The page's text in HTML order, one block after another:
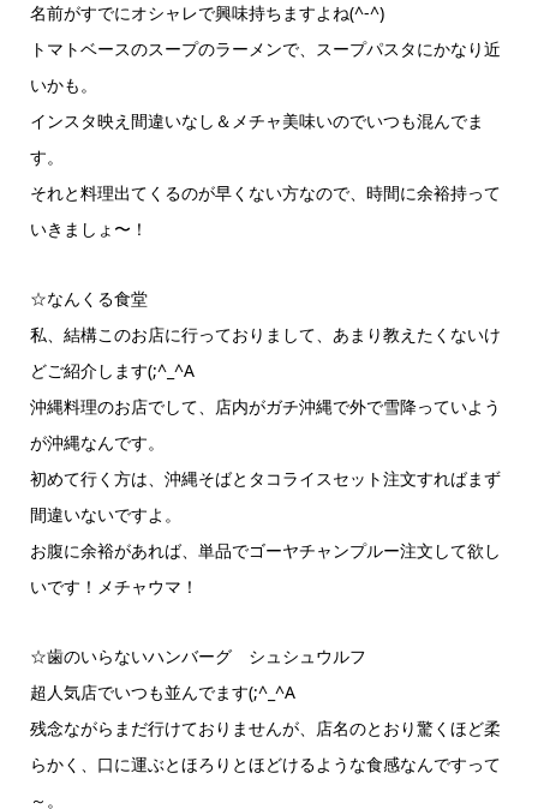
名前がすでにオシャレで興味持ちますよね(^-^)
トマトベースのスープのラーメンで、スープパスタにかなり近
いかも。
インスタ映え間違いなし＆メチャ美味いのでいつも混んでま
す。
それと料理出てくるのが早くない方なので、時間に余裕持って
いきましょ〜！
☆なんくる食堂
私、結構このお店に行っておりまして、あまり教えたくないけ
どご紹介します(;^_^A
沖縄料理のお店でして、店内がガチ沖縄で外で雪降っていよう
が沖縄なんです。
初めて行く方は、沖縄そばとタコライスセット注文すればまず
間違いないですよ。
お腹に余裕があれば、単品でゴーヤチャンプルー注文して欲し
いです！メチャウマ！
☆歯のいらないハンバーグ シュシュウルフ
超人気店でいつも並んでます(;^_^A
残念ながらまだ行けておりませんが、店名のとおり驚くほど柔
らかく、口に運ぶとほろりとほどけるような食感なんですって
～。